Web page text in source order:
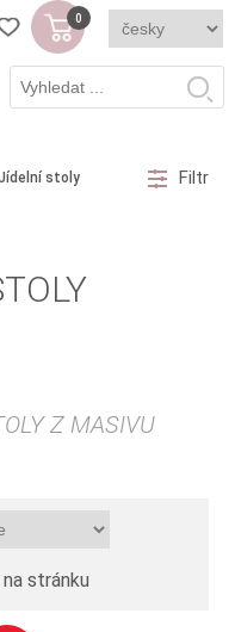
0
stoly Filtr
Z MASIVU
na stránku